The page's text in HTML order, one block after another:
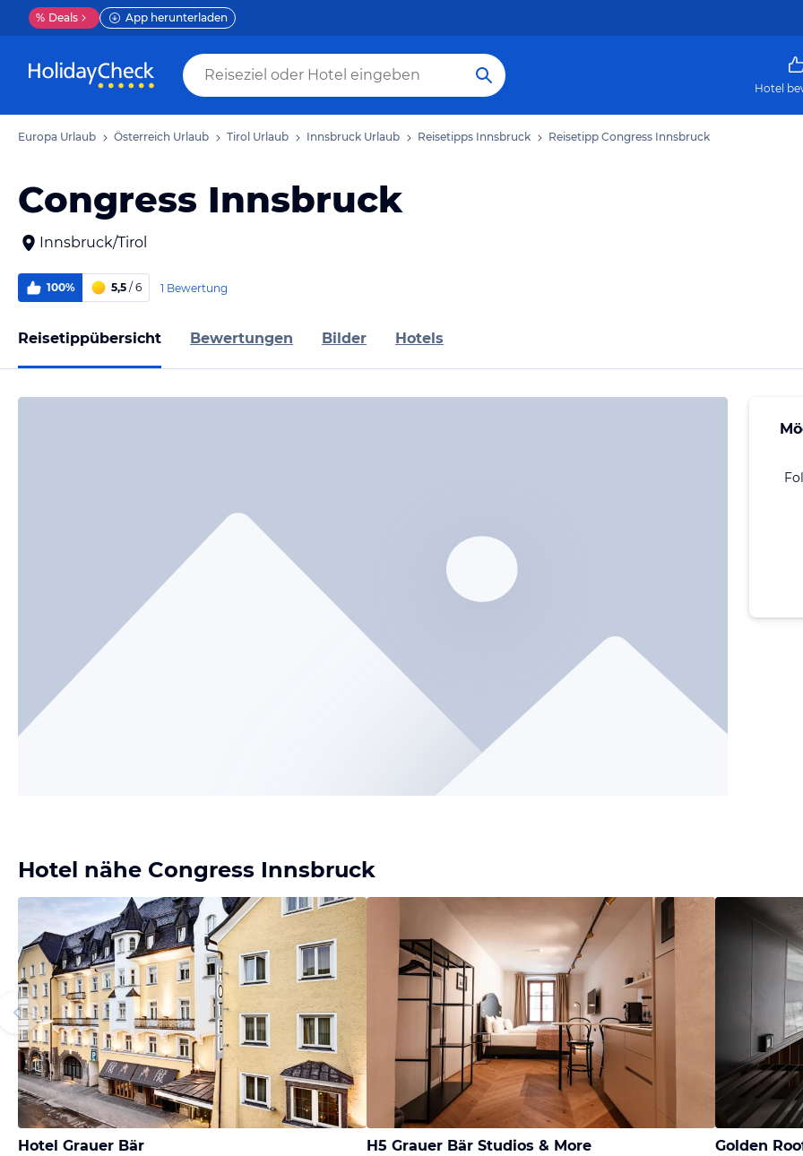
% Deals App herunterladen
Hotel
Europa Urlaub Österreich Urlaub Tirol Urlaub Innsbruck Urlaub Reisetipps Innsbruck Reisetipp Congress Innsbruck
Congress Innsbruck
Innsbruck/Tirol
100% 5,5 / 6 1 Bewertung
Reisetippübersicht Bewertungen Bilder Hotels
Hotel nähe Congress Innsbruck
Hotel Grauer Bär H5 Grauer Bär Studios & More Golden